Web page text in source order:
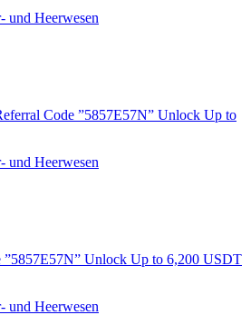
und Heerwesen
Code ”5857E57N” Unlock Up to
und Heerwesen
”5857E57N” Unlock Up to 6,200 USDT
und Heerwesen